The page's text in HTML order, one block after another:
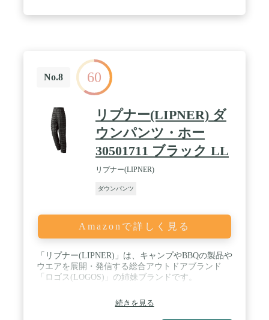
ャンプ、非常用、防寒対策、部屋着、沢山のフィー
ルド、シチュエーションで活躍しています。
No.8 60
リプナー(LIPNER) ダ
ウンパンツ・ホー
30501711 ブラック LL
リプナー(LIPNER)
ダウンパンツ
Amazonで詳しく見る
「リプナー(LIPNER)」は、キャンプやBBQの製品や
ウエアを展開・発信する総合アウトドアブランド
「ロゴス(LOGOS)」の姉妹ブランドです。
続きを見る